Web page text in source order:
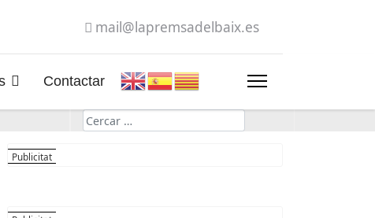
mail@lapremsadelbaix.es
Contactar
Cerca